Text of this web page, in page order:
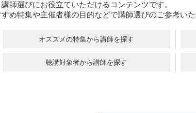
講師選びにお役立ていただけるコンテンツです。
め特集や主催者様の目的などで講師選びのご参考いた
オススメの特集から講師を探す
聴講対象者から講師を探す